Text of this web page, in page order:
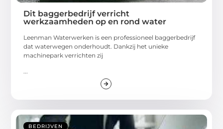
Dit baggerbedrijf verricht
werkzaamheden op en rond water
Leenman Waterwerken is een professioneel baggerbedrijf
dat waterwegen onderhoudt. Dankzij het unieke
machinepark verrichten zij
BEDRIJVEN